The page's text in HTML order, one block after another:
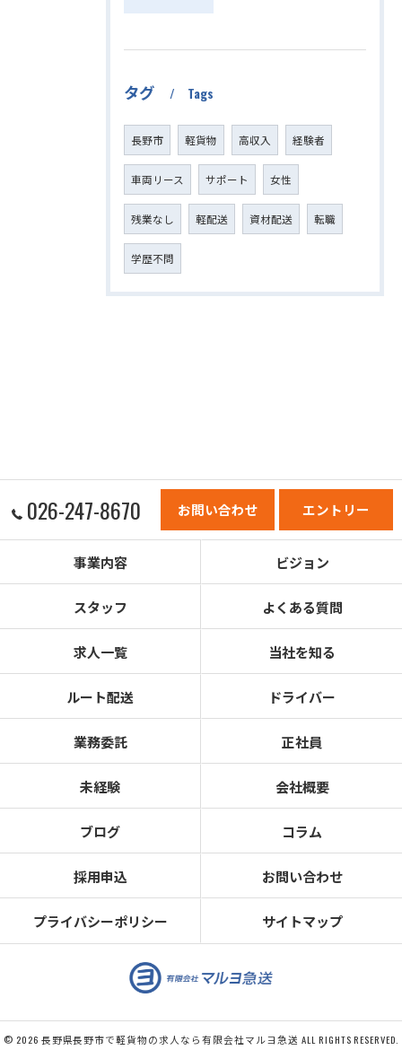
タグ Tags
長野市 軽貨物 高収入 経験者
車両リース サポート 女性
残業なし 軽配送 資材配送 転職
学歴不問
026-247-8670 お問い合わせ エントリー
事業内容 ビジョン
スタッフ よくある質問
求人一覧 当社を知る
ルート配送 ドライバー
業務委託 正社員
未経験 会社概要
ブログ コラム
採用申込 お問い合わせ
プライバシーポリシー サイトマップ
© 2026 長野県長野市で軽貨物の求人なら有限会社マルヨ急送 ALL RIGHTS RESERVED.